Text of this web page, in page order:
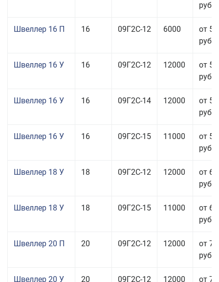
руб.
Швеллер 16 П 16 09Г2С-12 6000
от
руб.
Швеллер 16 У 16 09Г2С-12 12000
от
руб.
Швеллер 16 У 16 09Г2С-14 12000
от
руб.
Швеллер 16 У 16 09Г2С-15 11000
от
руб.
Швеллер 18 У 18 09Г2С-12 12000
от
руб.
Швеллер 18 У 18 09Г2С-15 11000
от
руб.
Швеллер 20 П 20 09Г2С-12 12000
от
руб.
Швеллер 20 У 20 09Г2С-12 12000 от